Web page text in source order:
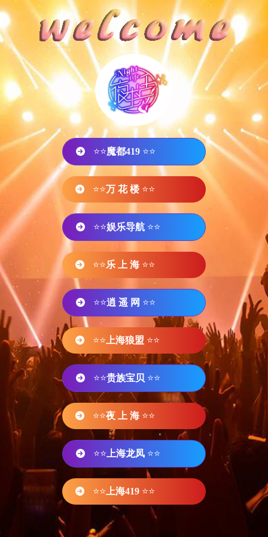
⭐⭐魔都419 ⭐⭐
⭐⭐万 花 楼 ⭐⭐
⭐⭐娱乐导航 ⭐⭐
⭐⭐乐 上 海 ⭐⭐
⭐⭐逍 遥 网 ⭐⭐
⭐⭐ 上海狼盟 ⭐⭐
⭐⭐贵族宝贝 ⭐⭐
⭐⭐夜 上 海 ⭐⭐
⭐⭐ 上海龙凤 ⭐⭐
⭐⭐ 上海419 ⭐⭐